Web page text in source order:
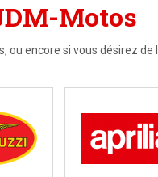
Motos
ou encore si vous désirez de